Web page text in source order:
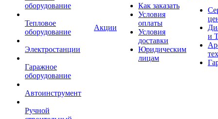
оборудование
Тепловое
оборудование
Электростанции
Гаражное
оборудование
Автоинструмент
Ручной
Акции
Как заказать
Условия
оплаты
Условия
доставки
Юридическим
лицам
и